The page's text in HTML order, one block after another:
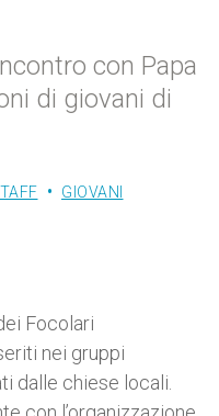
con Papa
di giovani di
GIOVANI
Focolari
nei gruppi
dalle chiese locali.